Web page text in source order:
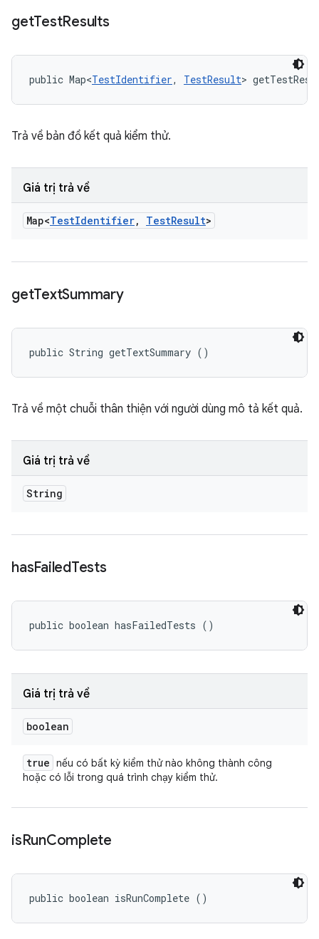
getTestResults
public Map<TestIdentifier, TestResult>
Trả về bản đồ kết quả kiểm thử.
Giá trị trả về
Map<TestIdentifier, TestResult>
getTextSummary
public String getTextSummary ()
Trả về một chuỗi thân thiện với người dùng mô tả kết quả.
Giá trị trả về
String
hasFailedTests
public boolean hasFailedTests ()
Giá trị trả về
boolean
true nếu có bất kỳ kiểm thử nào không thành công
hoặc có lỗi trong quá trình chạy kiểm thử.
isRunComplete
public boolean isRunComplete ()